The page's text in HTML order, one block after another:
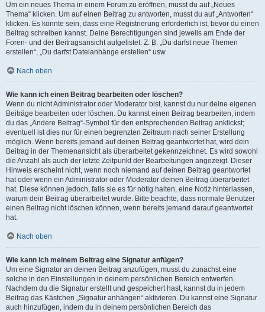
Um ein neues Thema in einem Forum zu eröffnen, musst du auf „Neues
Thema“ klicken. Um auf einen Beitrag zu antworten, musst du auf „Antworten“
klicken. Es könnte sein, dass eine Registrierung erforderlich ist, bevor du einen
Beitrag schreiben kannst. Deine Berechtigungen sind jeweils am Ende der
Foren- und der Beitragsansicht aufgelistet. Z. B. „Du darfst neue Themen
erstellen“, „Du darfst Dateianhänge erstellen“ usw.
Nach oben
Wie kann ich einen Beitrag bearbeiten oder löschen?
Wenn du nicht Administrator oder Moderator bist, kannst du nur deine eigenen
Beiträge bearbeiten oder löschen. Du kannst einen Beitrag bearbeiten, indem
du das „Ändere Beitrag“-Symbol für den entsprechenden Beitrag anklickst;
eventuell ist dies nur für einen begrenzten Zeitraum nach seiner Erstellung
möglich. Wenn bereits jemand auf deinen Beitrag geantwortet hat, wird dein
Beitrag in der Themenansicht als überarbeitet gekennzeichnet. Es wird sowohl
die Anzahl als auch der letzte Zeitpunkt der Bearbeitungen angezeigt. Dieser
Hinweis erscheint nicht, wenn noch niemand auf deinen Beitrag geantwortet
hat oder wenn ein Administrator oder Moderator deinen Beitrag überarbeitet
hat. Diese können jedoch, falls sie es für nötig halten, eine Notiz hinterlassen,
warum dein Beitrag überarbeitet wurde. Bitte beachte, dass normale Benutzer
einen Beitrag nicht löschen können, wenn bereits jemand darauf geantwortet
hat.
Nach oben
Wie kann ich meinem Beitrag eine Signatur anfügen?
Um eine Signatur an deinen Beitrag anzufügen, musst du zunächst eine
solche in den Einstellungen in deinem persönlichen Bereich entwerfen.
Nachdem du die Signatur erstellt und gespeichert hast, kannst du in jedem
Beitrag das Kästchen „Signatur anhängen“ aktivieren. Du kannst eine Signatur
auch hinzufügen, indem du in deinem persönlichen Bereich das